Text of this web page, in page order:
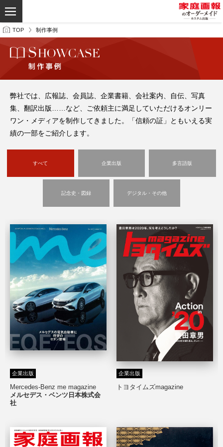
TOP 制作事例
弊社では、広報誌、会員誌、企業書籍、会社案内、自伝、写真
集、翻訳出版……など、ご依頼主に満足していただけるオンリー
ワン・メディアを制作してきました。「信頼の証」ともいえる実
績の一部をご紹介します。
すべて 企業出版 多言語版
記念史・図録 デジタル・その他
企業出版
Mercedes-Benz me magazine
メルセデス・ベンツ日本株式会
社
企業出版
トヨタイムズmagazine